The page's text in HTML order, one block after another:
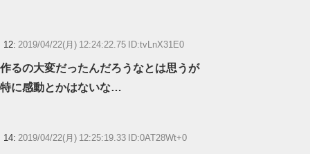
12: 2019/04/22(月) 12:24:22.75 ID:tvLnX31E0
作るの大変だったんだろうなとは思うが
特に感動とかはないな…
14: 2019/04/22(月) 12:25:19.33 ID:0AT28Wt+0